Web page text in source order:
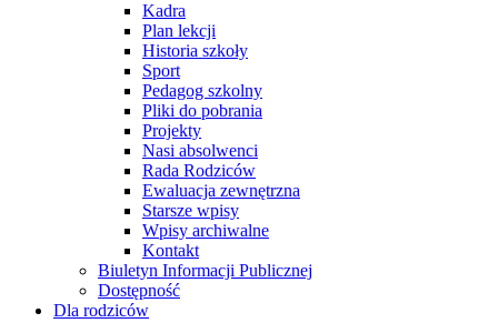
Kadra
Plan lekcji
Historia szkoły
Sport
Pedagog szkolny
Pliki do pobrania
Projekty
Nasi absolwenci
Rada Rodziców
Ewaluacja zewnętrzna
Starsze wpisy
Wpisy archiwalne
Kontakt
Biuletyn Informacji Publicznej
Dostępność
Dla rodziców